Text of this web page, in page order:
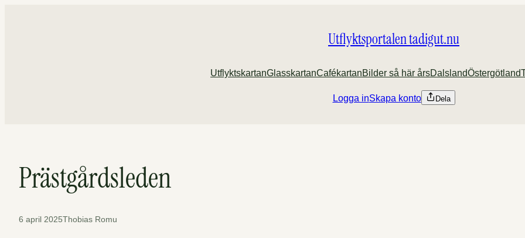
Utflyktsportalen tadigut.nu
UtflyktskartanGlasskartanCafékartanBilder så här årsDalslandÖstergötland
Logga inSkapa konto Dela
Prästgårdsleden
6 april 2025Thobias Romu